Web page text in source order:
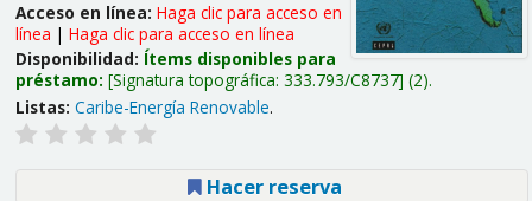
Acceso en línea: Haga clic para acceso en
línea | Haga clic para acceso en línea
Disponibilidad: Ítems disponibles para
préstamo: Signatura topográfica: 333.793/C8737 (2).
Listas: Caribe-Energía Renovable.
Hacer reserva